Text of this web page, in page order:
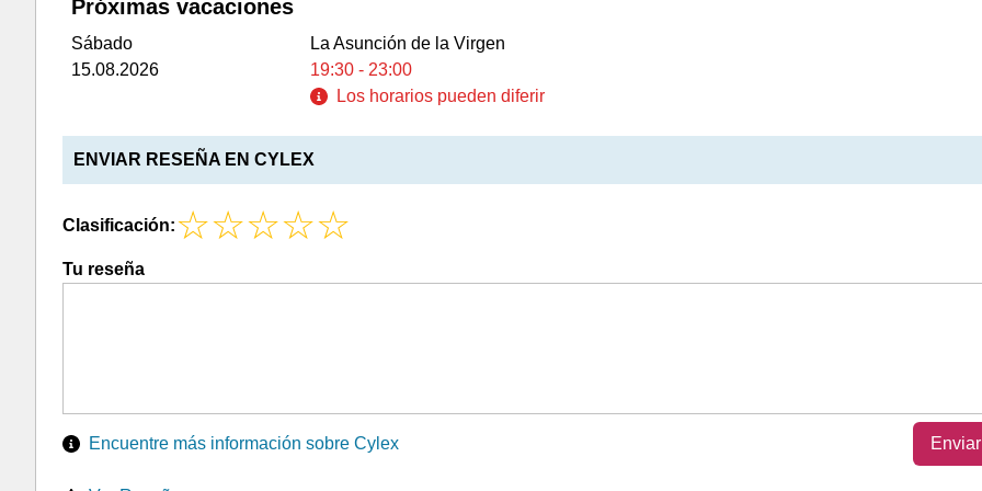
Próximas vacaciones
Sábado
La Asunción de la Virgen
15.08.2026
19:30 - 23:00
Los horarios pueden diferir
ENVIAR RESEÑA EN CYLEX
Clasificación:
Tu reseña
Encuentre más información sobre Cylex